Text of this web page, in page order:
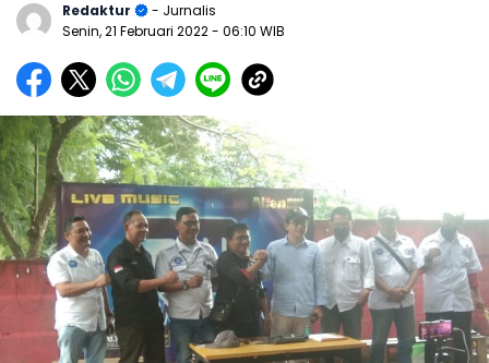
Redaktur
- Jurnalis
Senin, 21 Februari 2022- 06:10 WIB